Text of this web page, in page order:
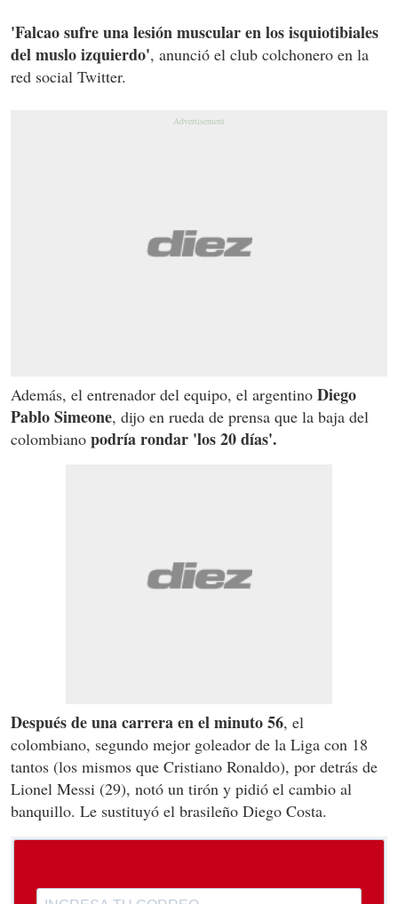
'Falcao sufre una lesión muscular en los isquiotibiales
del muslo izquierdo', anunció el club colchonero en la
red social Twitter.
Además, el entrenador del equipo, el argentino Diego
Pablo Simeone, dijo en rueda de prensa que la baja del
colombiano podría rondar 'los 20 días'.
Después de una carrera en el minuto 56, el
colombiano, segundo mejor goleador de la Liga con 18
tantos (los mismos que Cristiano Ronaldo), por detrás de
Lionel Messi (29), notó un tirón y pidió el cambio al
banquillo. Le sustituyó el brasileño Diego Costa.